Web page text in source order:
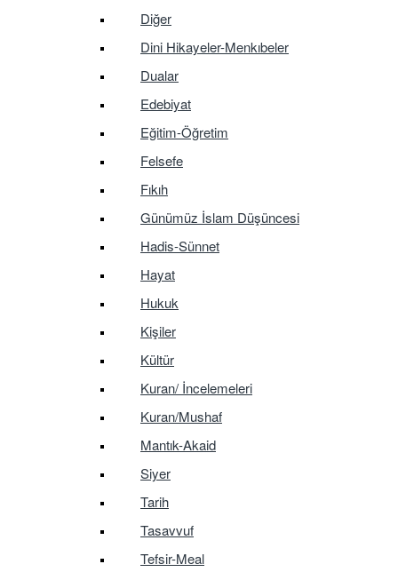
Diğer
Dini Hikayeler-Menkıbeler
Dualar
Edebiyat
Eğitim-Öğretim
Felsefe
Fıkıh
Günümüz İslam Düşüncesi
Hadis-Sünnet
Hayat
Hukuk
Kişiler
Kültür
Kuran/ İncelemeleri
Kuran/Mushaf
Mantık-Akaid
Siyer
Tarih
Tasavvuf
Tefsir-Meal